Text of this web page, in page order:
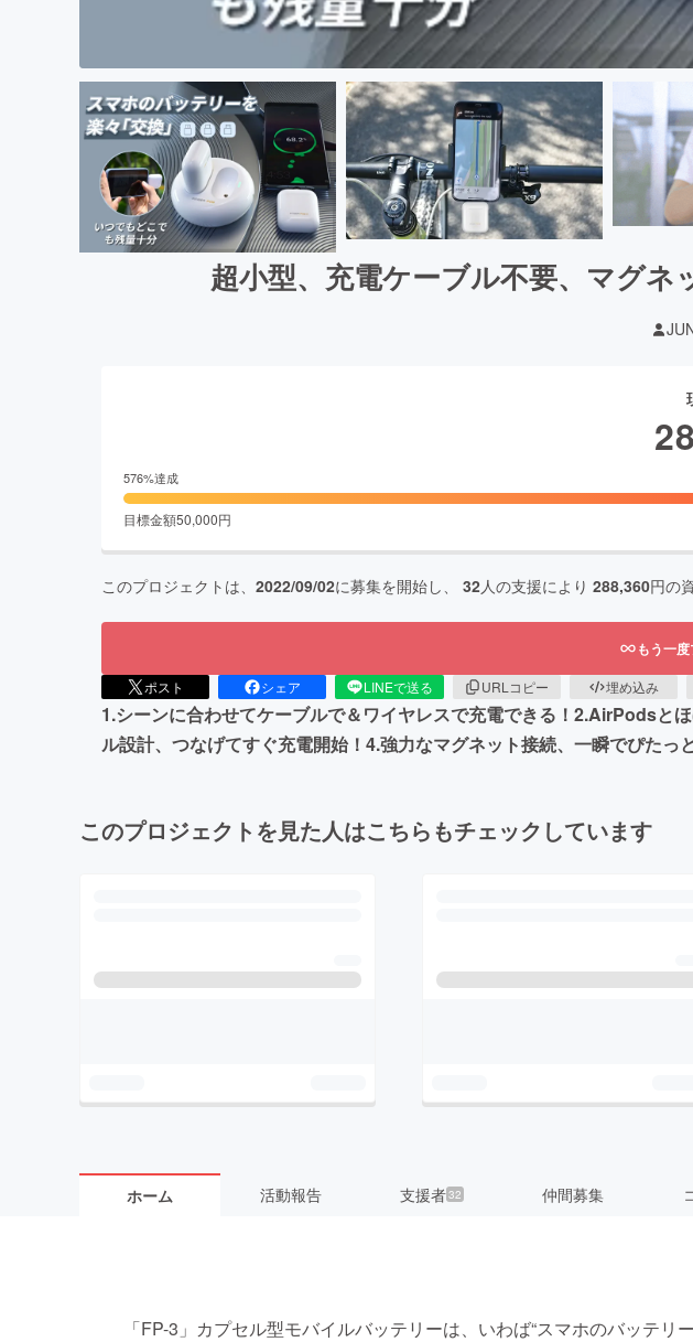
超小型、充電ケーブル不要、マグネ
576%達成
目標金額50,000円
このプロジェクトは、 2022/09/02に募集を開始し、 32人の支援により 288,360円の
もう一
ポスト シェア LINEで送る URLコピー 埋め込み
1.シーンに合わせてケーブルで＆ワイヤレスで充電できる！2.AirPodsと
ル設計、つなげてすぐ充電開始！4.強力なマグネット接続、一瞬でぴた
このプロジェクトを見た人はこちらもチェックしています
ホーム 活動報告 支援者32 仲間募集
「FP-3」カプセル型モバイルバッテリーは、いわば“スマホのバッテリ